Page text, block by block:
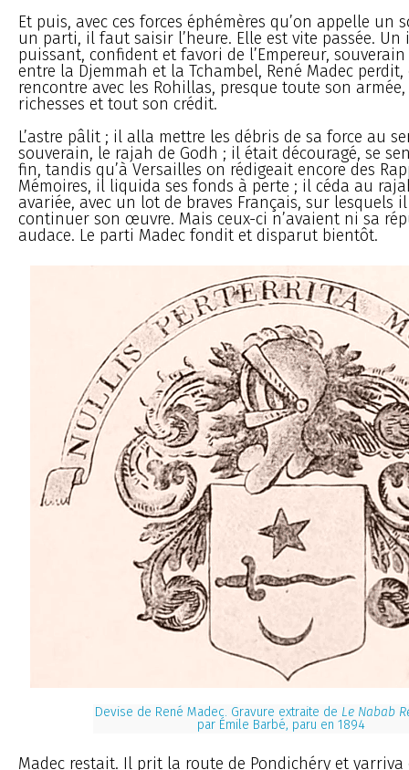
Et puis, avec ces forces éphémères qu’on appelle un
un parti, il faut saisir l’heure. Elle est vite passée.
puissant, confident et favori de l’Empereur,
entre la Djemmah et la Tchambel, René Madec
rencontre avec les Rohillas, presque toute son
richesses et tout son crédit.
L’astre pâlit ; il alla mettre les débris de sa force au
souverain, le rajah de Godh ; il était découragé, se
fin, tandis qu’à Versailles on rédigeait encore des
Mémoires, il liquida ses fonds à perte ; il céda au
avariée, avec un lot de braves Français, sur lesquels
continuer son œuvre. Mais ceux-ci n’avaient ni sa
audace. Le parti Madec fondit et disparut bientôt.
Devise de René Madec. Gravure extraite de Le Nabab
par Émile Barbé, paru en 1894
Madec restait. Il prit la route de Pondichéry et yarriva